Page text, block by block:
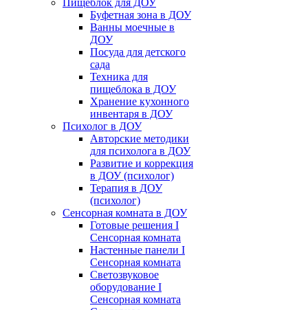
Пищеблок для ДОУ
Буфетная зона в ДОУ
Ванны моечные в
ДОУ
Посуда для детского
сада
Техника для
пищеблока в ДОУ
Хранение кухонного
инвентаря в ДОУ
Психолог в ДОУ
Авторские методики
для психолога в ДОУ
Развитие и коррекция
в ДОУ (психолог)
Терапия в ДОУ
(психолог)
Сенсорная комната в ДОУ
Готовые решения I
Сенсорная комната
Настенные панели I
Сенсорная комната
Светозвуковое
оборудование I
Сенсорная комната